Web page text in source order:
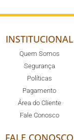
INSTITUCIONAL
Quem Somos
Segurança
Políticas
Pagamento
Área do Cliente
Fale Conosco
FALE CONOSCO